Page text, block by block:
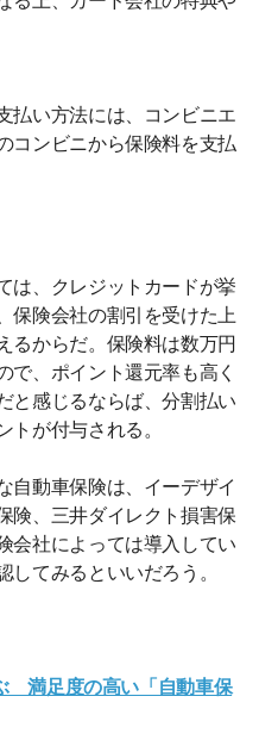
払い方法には、コンビニエ
コンビニから保険料を支払
は、クレジットカードが挙
保険会社の割引を受けた上
るからだ。保険料は数万円
で、ポイント還元率も高く
と感じるならば、分割払い
が付与される。
動車保険は、イーデザイ
険、三井ダイレクト損害保
会社によっては導入してい
てみるといいだろう。
満足度の高い「自動車保